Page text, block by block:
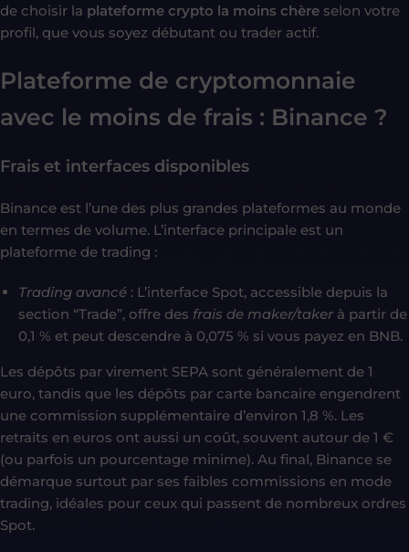
de choisir la plateforme crypto la moins chère selon votre
profil, que vous soyez débutant ou trader actif.
Plateforme de cryptomonnaie
avec le moins de frais : Binance ?
Frais et interfaces disponibles
Binance est l’une des plus grandes plateformes au monde
en termes de volume. L’interface principale est un
plateforme de trading :
Trading avancé : L’interface Spot, accessible depuis la
section “Trade”, offre des frais de maker/taker à partir de
0,1 % et peut descendre à 0,075 % si vous payez en BNB.
Les dépôts par virement SEPA sont généralement de 1
euro, tandis que les dépôts par carte bancaire engendrent
une commission supplémentaire d’environ 1,8 %. Les
retraits en euros ont aussi un coût, souvent autour de 1 €
(ou parfois un pourcentage minime). Au final, Binance se
démarque surtout par ses faibles commissions en mode
trading, idéales pour ceux qui passent de nombreux ordres
Spot.